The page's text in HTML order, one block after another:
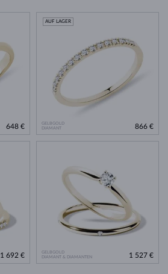
648 €
GELBGOLD
DIAMANT
AUF LAGER
866 €
1 692 €
GELBGOLD
DIAMANT & DIAMANTEN
1 527 €